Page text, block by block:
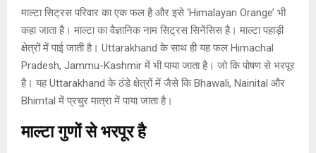
माल्टा सिट्रस परिवार का एक फल है और इसे ‘Himalayan Orange’ भी
कहा जाता है। माल्टा का वैज्ञानिक नाम सिट्रस सिनेंसिस है। माल्टा पहाड़ी
क्षेत्रों में पाई जाती है। Uttarakhand के साथ ही यह फल Himachal
Pradesh, Jammu-Kashmir में भी पाया जाता है। जो कि पोषण से भरपूर
है। यह Uttarakhand के ठंडे क्षेत्रों में जैसे कि Bhawali, Nainital और
Bhimtal में प्रचुर मात्रा में पाया जाता है।
माल्टा गुणों से भरपूर है